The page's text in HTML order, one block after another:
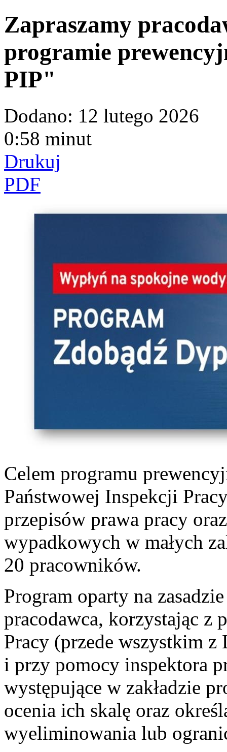
Zapraszamy
programie
PIP"
Dodano: 12 lutego 2026
0:58 minut
Drukuj
PDF
Celem programu
Państwowej Inspekcji
przepisów prawa pracy
wypadkowych w małych
20 pracowników.
Program oparty na
pracodawca, korzystając
Pracy (przede wszystkim
i przy pomocy inspektora
występujące w zakładzie
ocenia ich skalę oraz
wyeliminowania lub